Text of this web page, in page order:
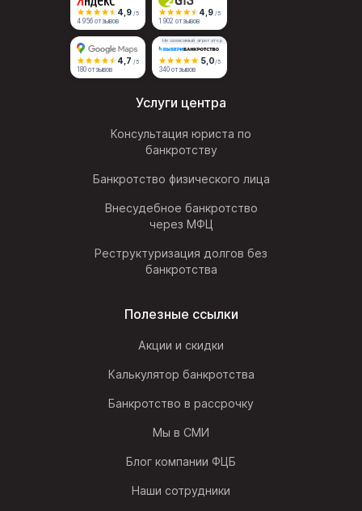
4,9 /5
4 956 отзывов
4,9 /5
1 902 отзывов
4,7 /5
180 отзывов
Независимый агрегатор
5,0/5
340 отзывов
Услуги центра
Консультация юриста по
банкротству
Банкротство физического лица
Внесудебное банкротство
через МФЦ
Реструктуризация долгов без
банкротства
Полезные ссылки
Акции и скидки
Калькулятор банкротства
Банкротство в рассрочку
Мы в СМИ
Блог компании ФЦБ
Наши сотрудники